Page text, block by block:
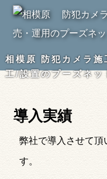
相模原 防犯カメラ
工/設置のプーズネッ
導入実績
弊社で導入させて頂
す。